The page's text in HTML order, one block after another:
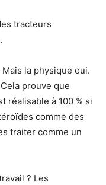
tracteurs
la physique oui.
prouve que
réalisable à 100 % si
comme des
traiter comme un
? Les